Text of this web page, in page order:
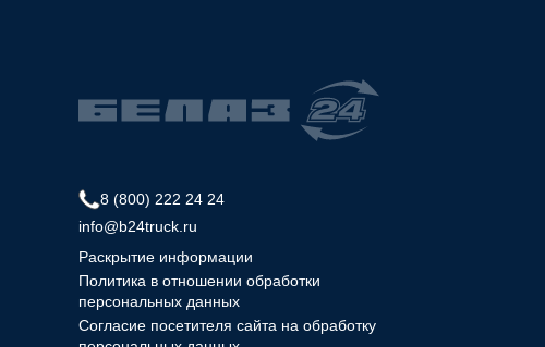
8 (800) 222 24 24
info@b24truck.ru
Раскрытие информации
Политика в отношении обработки
персональных данных
Согласие посетителя сайта на обработку